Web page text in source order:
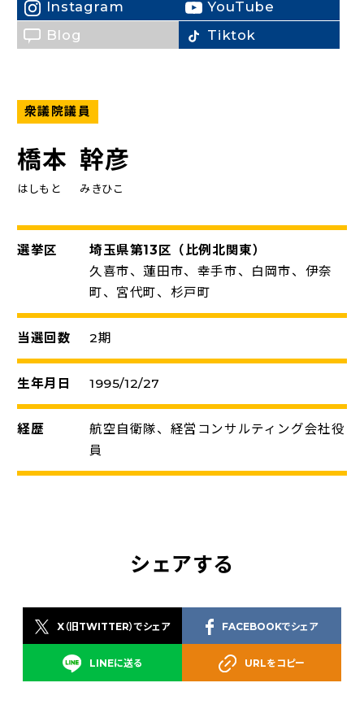
（新しいタブで開く）
Instagram
（新しいタブで開く）
YouTube
（新しいタブで開く）
Blog
Tiktok
衆議院議員
橋本 幹彦
はしもと みきひこ
選挙区
埼玉県第13区（比例北関東）
久喜市、蓮田市、幸手市、白岡市、伊奈
町、宮代町、杉戸町
当選回数 2期
生年月日 1995/12/27
経歴
航空自衛隊、経営コンサルティング会社役
員
シェアする
X（旧TWITTER）でシェア
LINEに送る
FACEBOOKでシェア
URLをコピー